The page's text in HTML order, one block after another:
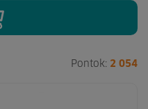
Pontok: 2 054